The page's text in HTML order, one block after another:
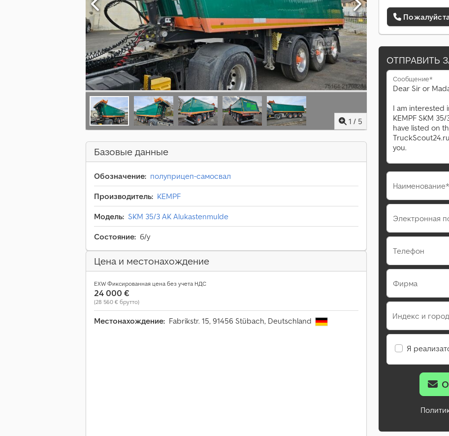
1 / 5
Базовые данные
Обозначение: полуприцеп-самосвал
Производитель: KEMPF
Модель: SKM 35/3 AK Alukastenmulde
Состояние: б/у
Цена и местонахождение
EXW Фиксированная цена без учета НДС
24 000 €
(28 560 € брутто)
Местонахождение: Fabrikstr. 15, 91456 Stübach, Deutschland
ОТПРАВИТЬ
Сообщение*
Наименование*
Электронная
Телефон
Фирма
Индекс и город
Я